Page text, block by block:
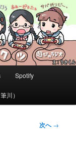
のラジオ
お話しする番組です
Spotify
川）
次へ→